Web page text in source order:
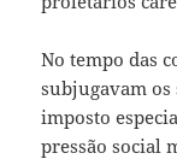
No tempo das
subjugavam os
imposto
pressão social